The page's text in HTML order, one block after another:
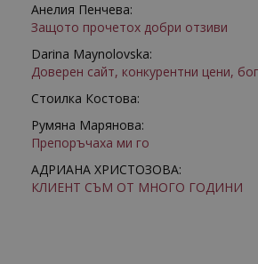
Анелия Пенчева:
Защото прочетох добри отзиви
Darina Maynolovska:
Доверен сайт, конкурентни цени,
Стоилка Костова:
Румяна Марянова:
Препоръчаха ми го
АДРИАНА ХРИСТОЗОВА:
КЛИЕНТ СЪМ ОТ МНОГО ГОДИНИ